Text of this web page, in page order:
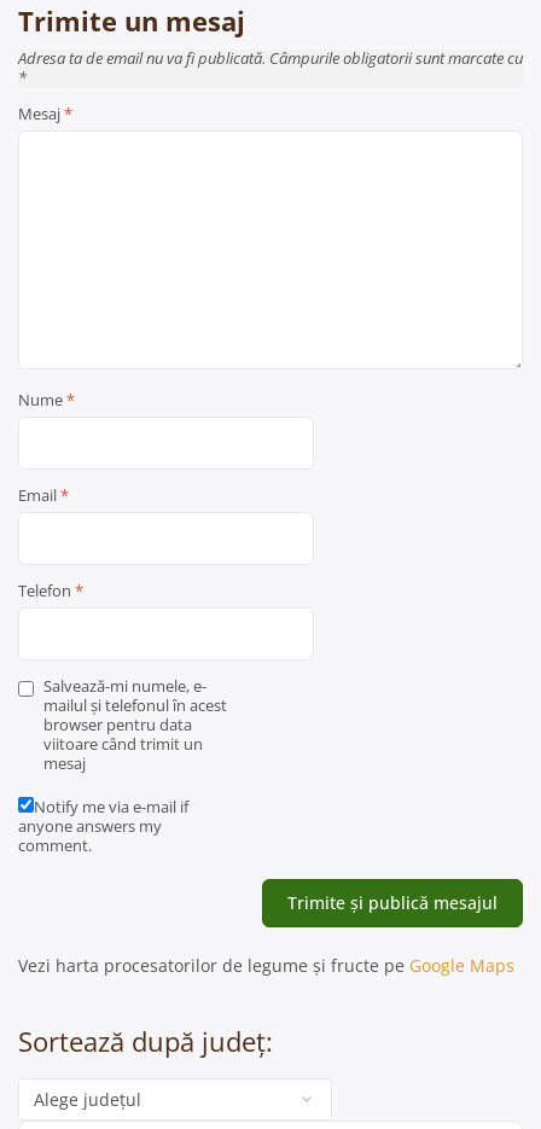
Trimite un mesaj
Adresa ta de email nu va fi publicată. Câmpurile obligatorii sunt marcate cu
*
Mesaj*
Nume*
Email*
Telefon *
Salvează-mi numele, e-
mailul și telefonul în acest
browser pentru data
viitoare când trimit un
mesaj
Notify me via e-mail if
anyone answers my
comment.
Vezi harta procesatorilor de legume și fructe pe Google Maps
Sortează după județ:
Categorie